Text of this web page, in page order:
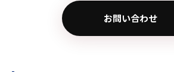
お問い合わせ